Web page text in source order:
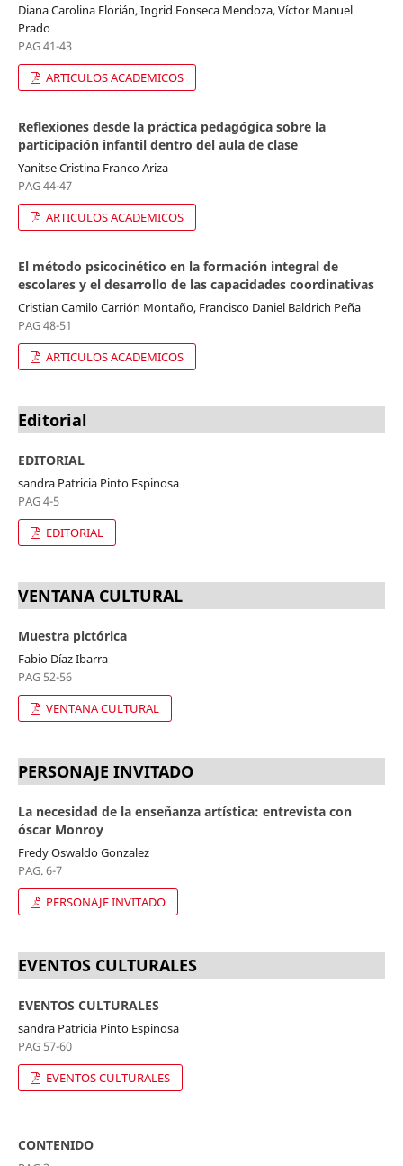
Diana Carolina Florián, Ingrid Fonseca Mendoza, Víctor Manuel
Prado
PAG 41-43
ARTICULOS ACADEMICOS
Reflexiones desde la práctica pedagógica sobre la
participación infantil dentro del aula de clase
Yanitse Cristina Franco Ariza
PAG 44-47
ARTICULOS ACADEMICOS
El método psicocinético en la formación integral de
escolares y el desarrollo de las capacidades coordinativas
Cristian Camilo Carrión Montaño, Francisco Daniel Baldrich Peña
PAG 48-51
ARTICULOS ACADEMICOS
Editorial
EDITORIAL
sandra Patricia Pinto Espinosa
PAG 4-5
EDITORIAL
VENTANA CULTURAL
Muestra pictórica
Fabio Díaz Ibarra
PAG 52-56
VENTANA CULTURAL
PERSONAJE INVITADO
La necesidad de la enseñanza artística: entrevista con
óscar Monroy
Fredy Oswaldo Gonzalez
PAG. 6-7
PERSONAJE INVITADO
EVENTOS CULTURALES
EVENTOS CULTURALES
sandra Patricia Pinto Espinosa
PAG 57-60
EVENTOS CULTURALES
CONTENIDO